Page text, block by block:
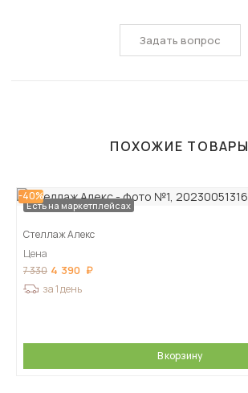
Задать вопрос
ПОХОЖИЕ ТОВАРЫ
-40%
Есть на маркетплейсах
Стеллаж Алекс
Цена
7 330 4 390
за 1 день
В корзину